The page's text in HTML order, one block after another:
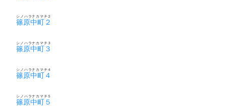
篠原中町２
シノハラナカマチ２
篠原中町３
シノハラナカマチ３
篠原中町４
シノハラナカマチ４
篠原中町５
シノハラナカマチ５